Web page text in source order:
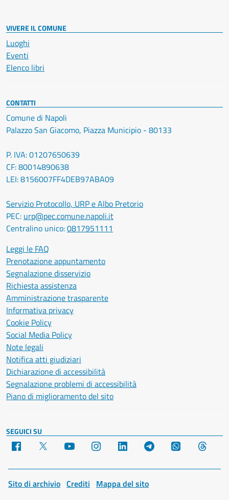
VIVERE IL COMUNE
Luoghi
Eventi
Elenco libri
CONTATTI
Comune di Napoli
Palazzo San Giacomo, Piazza Municipio - 80133
P. IVA: 01207650639
CF: 80014890638
LEI: 8156007FF4DEB97ABA09
Servizio Protocollo, URP e Albo Pretorio
PEC: urp@pec.comune.napoli.it
Centralino unico:0817951111
Leggi le FAQ
Prenotazione appuntamento
Segnalazione disservizio
Richiesta assistenza
Amministrazione trasparente
Informativa privacy
Cookie Policy
Social Media Policy
Note legali
Notifica atti giudiziari
Dichiarazione di accessibilità
Segnalazione problemi di accessibilità
Piano di miglioramento del sito
SEGUICI SU
Facebook YouTube Instagram LinkedIn Telegram WhatsApp
Sito di archivio Crediti Mappa del sito